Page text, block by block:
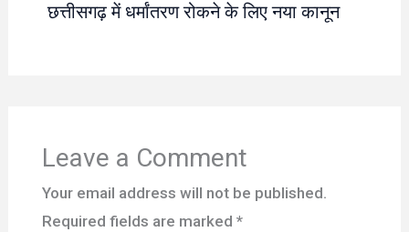
छत्तीसगढ़ में धर्मांतरण रोकने के लिए नया कानून
Leave a Comment
Your email address will not be published.
Required fields are marked *